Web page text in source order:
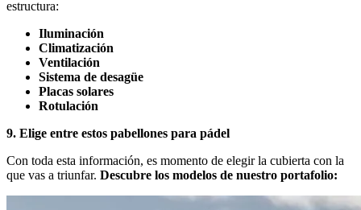
estructura:
Iluminación
Climatización
Ventilación
Sistema de desagüe
Placas solares
Rotulación
9. Elige entre estos pabellones para pádel
Con toda esta información, es momento de elegir la cubierta con la
que vas a triunfar. Descubre los modelos de nuestro portafolio: